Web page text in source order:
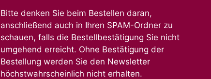
Bitte denken Sie beim Bestellen daran,
anschließend auch in Ihren SPAM-Ordner zu
schauen, falls die Bestellbestätigung Sie nicht
umgehend erreicht. Ohne Bestätigung der
Bestellung werden Sie den Newsletter
höchstwahrscheinlich nicht erhalten.